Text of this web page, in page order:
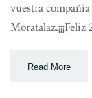
vuestra
Read More